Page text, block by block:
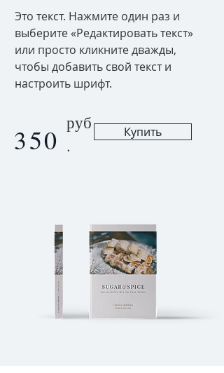
Это текст. Нажмите один раз и
выберите «Редактировать текст»
или просто кликните дважды,
чтобы добавить свой текст и
настроить шрифт.
350 Купить
руб
.